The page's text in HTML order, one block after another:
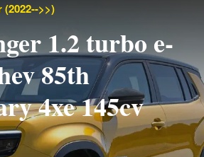
(2022-->>)
1.2 turbo e-
85th
4xe 145cv